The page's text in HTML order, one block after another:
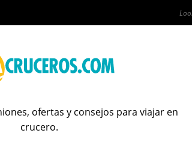
ofertas y consejos para viajar en
crucero.